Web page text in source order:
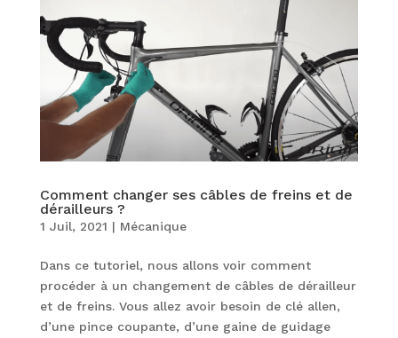
Comment changer ses câbles de freins et de
dérailleurs ?
1 Juil, 2021 | Mécanique
Dans ce tutoriel, nous allons voir comment
procéder à un changement de câbles de dérailleur
et de freins. Vous allez avoir besoin de clé allen,
d’une pince coupante, d’une gaine de guidage